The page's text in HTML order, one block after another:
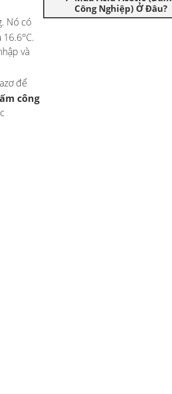
Nó có
và
để
công
Công Nghiệp) Ở Đâu?